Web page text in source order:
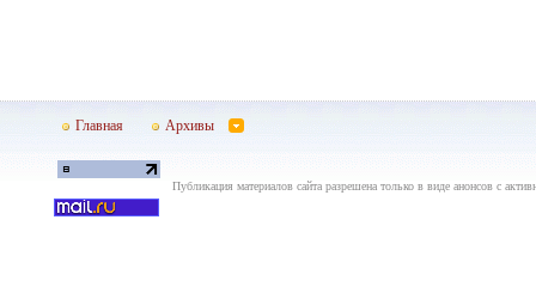
Главная Архивы
Публикация материалов сайта разрешена только в виде анонсов с